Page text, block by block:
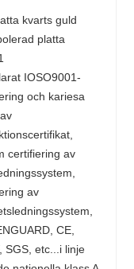
kvarts guld
platta
IOSO9001-
och kariesa
certifiering av
av
CE,
SGS, etc...i linje